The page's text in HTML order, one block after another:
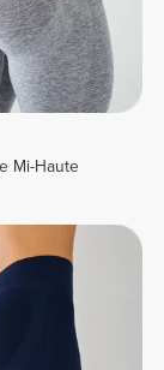
Mi-Haute